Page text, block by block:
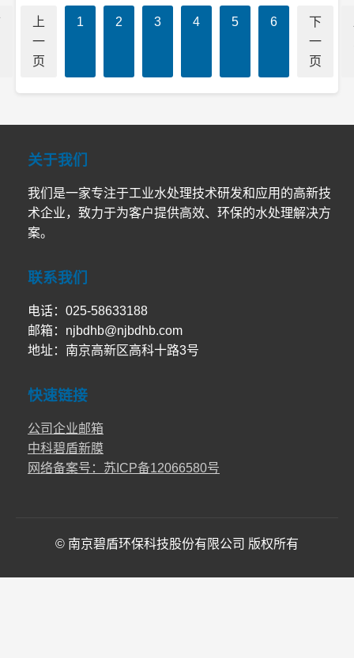
上
一
页
1 2 3 4 5 6
下
一
页
关于我们
我们是一家专注于工业水处理技术研发和应用的高新技
术企业，致力于为客户提供高效、环保的水处理解决方
案。
联系我们
电话：025-58633188
邮箱：njbdhb@njbdhb.com
地址：南京高新区高科十路3号
快速链接
公司企业邮箱
中科碧盾新膜
网络备案号：苏ICP备12066580号
© 南京碧盾环保科技股份有限公司 版权所有